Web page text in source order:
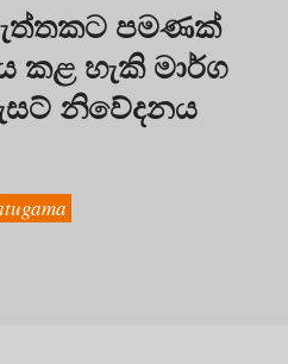
පමණක්
කළ හැකි මාර්ග
නිවේදනය